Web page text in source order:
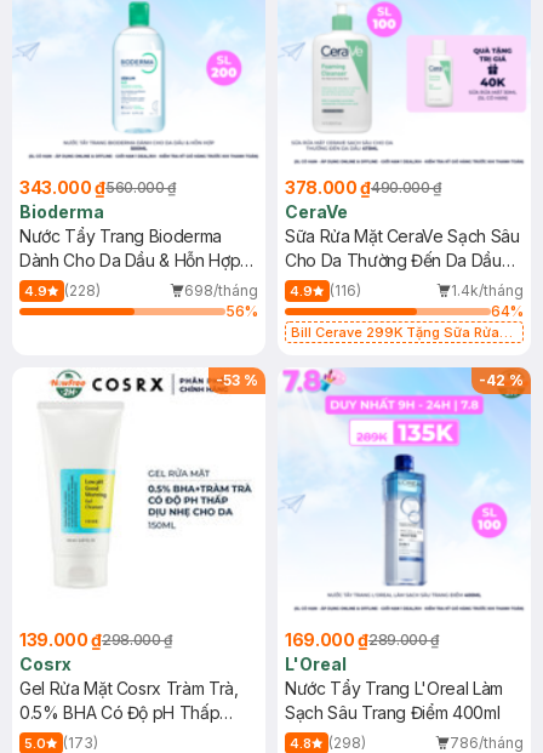
343.000 ₫560.000 ₫
Bioderma
Nước Tẩy Trang Bioderma
Dành Cho Da Dầu & Hỗn Hợp
500ml
4.9 (228)
698/tháng
56%
378.000 ₫490.000 ₫
CeraVe
Sữa Rửa Mặt CeraVe Sạch Sâu
Cho Da Thường Đến Da Dầu
473ml
4.9 (116)
1.4k/tháng
64%
Bill Cerave 299K Tặng Sữa Rửa
-53 %
139.000 ₫298.000 ₫
Cosrx
Gel Rửa Mặt Cosrx Tràm Trà,
0.5% BHA Có Độ pH Thấp
150ml
5.0
(173)
-42%
169.000 ₫289.000 ₫
L'Oreal
Nước Tẩy Trang L'Oreal Làm
Sạch Sâu Trang Điểm 400ml
4.8 (298)
786/tháng